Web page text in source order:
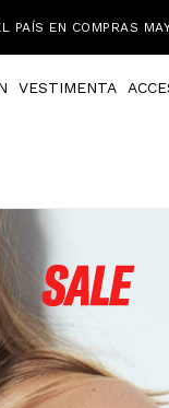
PAÍS EN COMPRAS
VESTIMENTA